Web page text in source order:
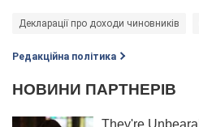
Декларації про доходи чиновників
Редакційна політика